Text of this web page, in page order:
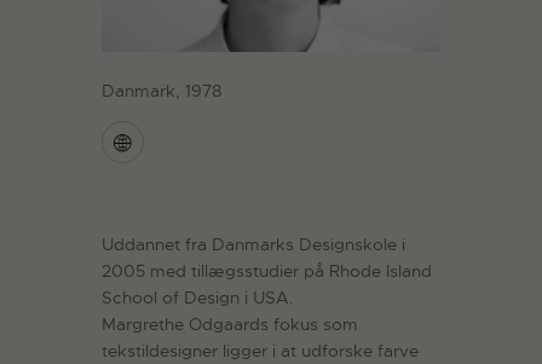
Danmark, 1978
Uddannet fra Danmarks Designskole i
2005 med tillægsstudier på Rhode Island
School of Design i USA.
Margrethe Odgaards fokus som
tekstildesigner ligger i at udforske farve